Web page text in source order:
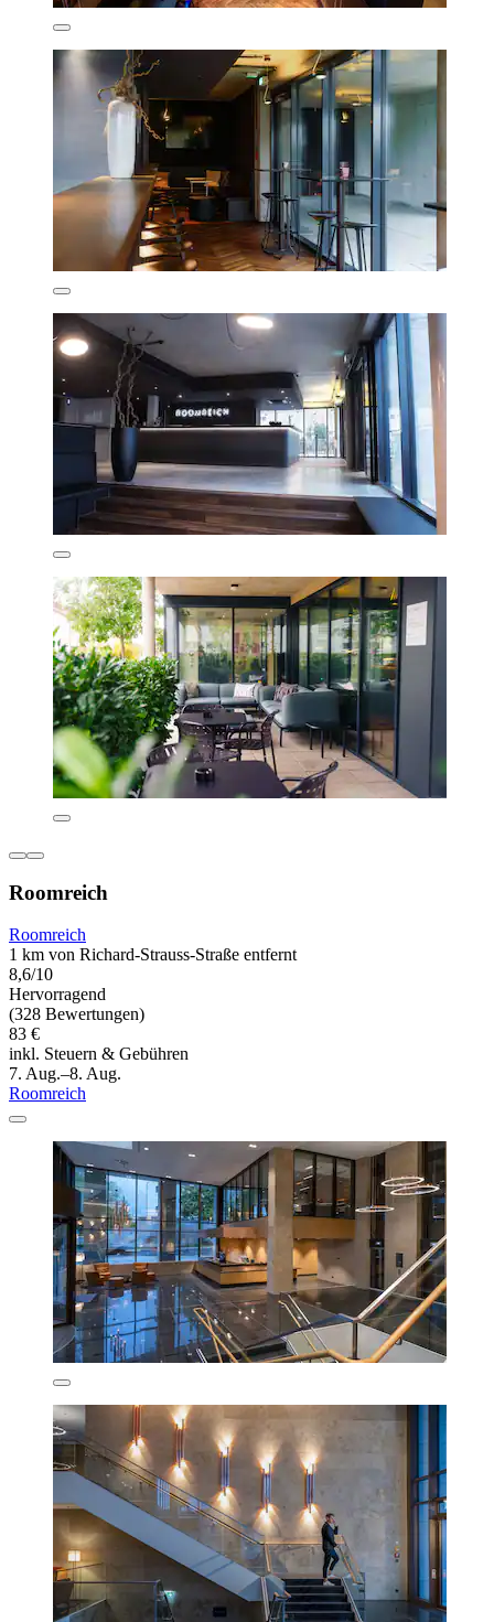
Roomreich
Roomreich
1 km von Richard-Strauss-Straße entfernt
8,6/10
Hervorragend
(328 Bewertungen)
83 €
inkl. Steuern & Gebühren
7. Aug.–8. Aug.
Roomreich